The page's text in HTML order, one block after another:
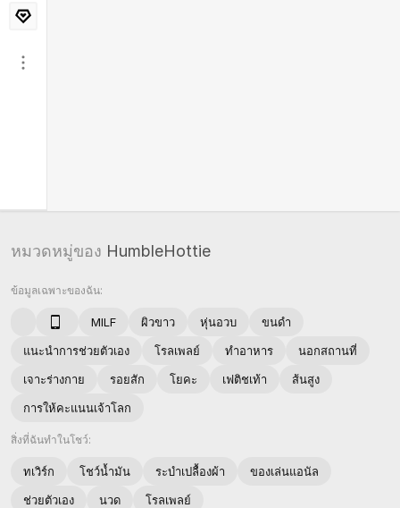
หมวดหมู่ของ HumbleHottie
ข้อมูลเฉพาะของฉัน:
MILF ผิวขาว หุ่นอวบ
ขนดำ
แนะนำการช่วยตัวเอง
โรลเพลย์ ทำอาหาร
นอกสถานที่
เจาะร่างกาย
รอยสัก โยคะ เฟติชเท้า
ส้นสูง
การให้คะแนนเจ้าโลก
สิ่งที่ฉันทำในโชว์:
ทเวิร์ก โชว์น้ำมัน ระบำเปลื้องผ้า
ของเล่นแอนัล
ช่วยตัวเอง
นวด โรลเพลย์